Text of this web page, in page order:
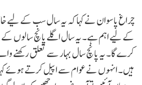
چراغ پاسوان نے کہا کہ یہ سال سب کے لیے
کے لیے اہم ہے۔ یہ سال اگلے پانچ سالوں کے
کرے گا۔ یہ پانچ سال بہار سے تعلق رکھنے
ہیں۔ انہوں نے عوام سے اپیل کرتے ہوئے